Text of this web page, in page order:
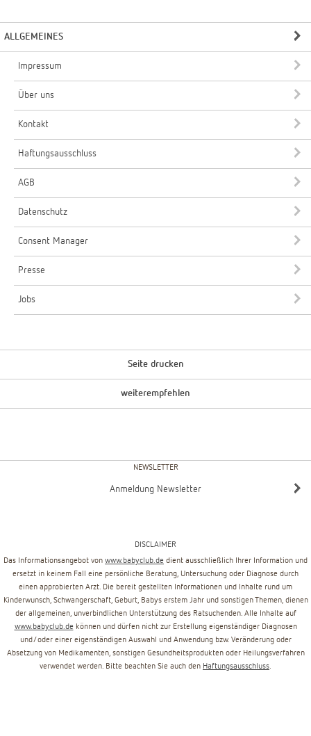
ALLGEMEINES
Impressum
Über uns
Kontakt
Haftungsausschluss
AGB
Datenschutz
Consent Manager
Presse
Jobs
Seite drucken
weiterempfehlen
NEWSLETTER
Anmeldung Newsletter
DISCLAIMER
Das Informationsangebot von www.babyclub.de dient ausschließlich Ihrer Information und
ersetzt in keinem Fall eine persönliche Beratung, Untersuchung oder Diagnose durch
einen approbierten Arzt. Die bereit gestellten Informationen und Inhalte rund um
Kinderwunsch, Schwangerschaft, Geburt, Babys erstem Jahr und sonstigen Themen, dienen
der allgemeinen, unverbindlichen Unterstützung des Ratsuchenden. Alle Inhalte auf
www.babyclub.de können und dürfen nicht zur Erstellung eigenständiger Diagnosen
und/oder einer eigenständigen Auswahl und Anwendung bzw. Veränderung oder
Absetzung von Medikamenten, sonstigen Gesundheitsprodukten oder Heilungsverfahren
verwendet werden. Bitte beachten Sie auch den Haftungsausschluss.